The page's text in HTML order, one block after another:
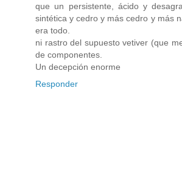
que un persistente, ácido y
sintética y cedro y más cedro y más
era todo.
ni rastro del supuesto vetiver (que
de componentes.
Un decepción enorme
Responder